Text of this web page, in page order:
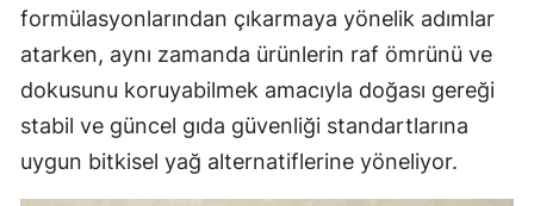
formülasyonlarından çıkarmaya yönelik adımlar
atarken, aynı zamanda ürünlerin raf ömrünü ve
dokusunu koruyabilmek amacıyla doğası gereği
stabil ve güncel gıda güvenliği standartlarına
uygun bitkisel yağ alternatiflerine yöneliyor.